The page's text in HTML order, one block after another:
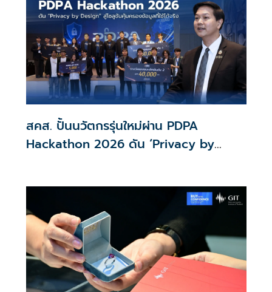
สคส. ปั้นนวัตกรรุ่นใหม่ผ่าน PDPA
Hackathon 2026 ดัน ‘Privacy by